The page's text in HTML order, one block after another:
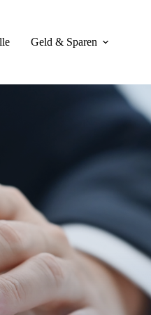
Geld & Sparen